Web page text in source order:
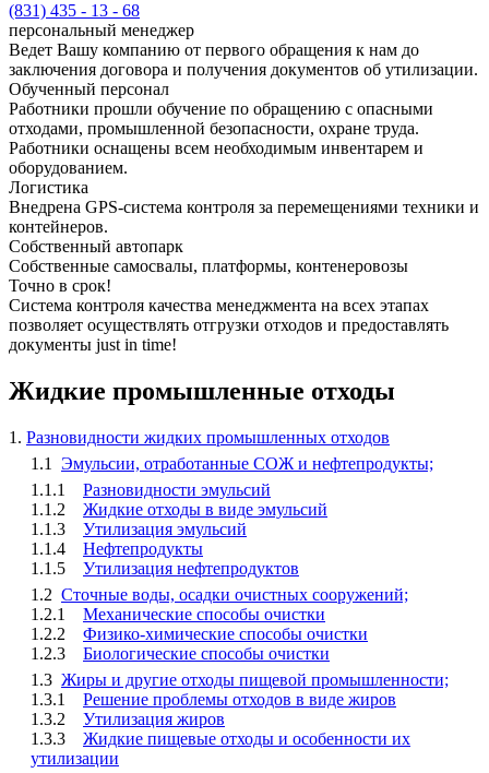
(831) 435 - 13 - 68
персональный менеджер
Ведет Вашу компанию от первого обращения к нам до
заключения договора и получения документов об утилизации.
Обученный персонал
Работники прошли обучение по обращению с опасными
отходами, промышленной безопасности, охране труда.
Работники оснащены всем необходимым инвентарем и
оборудованием.
Логистика
Внедрена GPS-система контроля за перемещениями техники и
контейнеров.
Собственный автопарк
Собственные самосвалы, платформы, контенеровозы
Точно в срок!
Система контроля качества менеджмента на всех этапах
позволяет осуществлять отгрузки отходов и предоставлять
документы just in time!
Жидкие промышленные отходы
1. Разновидности жидких промышленных отходов
1.1 Эмульсии, отработанные СОЖ и нефтепродукты;
1.1.1 Разновидности эмульсий
1.1.2 Жидкие отходы в виде эмульсий
1.1.3 Утилизация эмульсий
1.1.4 Нефтепродукты
1.1.5 Утилизация нефтепродуктов
1.2 Сточные воды, осадки очистных сооружений;
1.2.1 Механические способы очистки
1.2.2 Физико-химические способы очистки
1.2.3 Биологические способы очистки
1.3 Жиры и другие отходы пищевой промышленности;
1.3.1 Решение проблемы отходов в виде жиров
1.3.2 Утилизация жиров
1.3.3 Жидкие пищевые отходы и особенности их
утилизации